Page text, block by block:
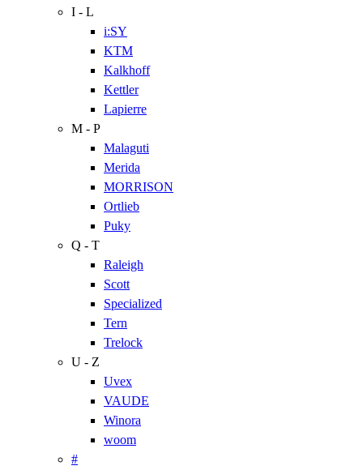
I - L
i:SY
KTM
Kalkhoff
Kettler
Lapierre
M - P
Malaguti
Merida
MORRISON
Ortlieb
Puky
Q - T
Raleigh
Scott
Specialized
Tern
Trelock
U - Z
Uvex
VAUDE
Winora
woom
#